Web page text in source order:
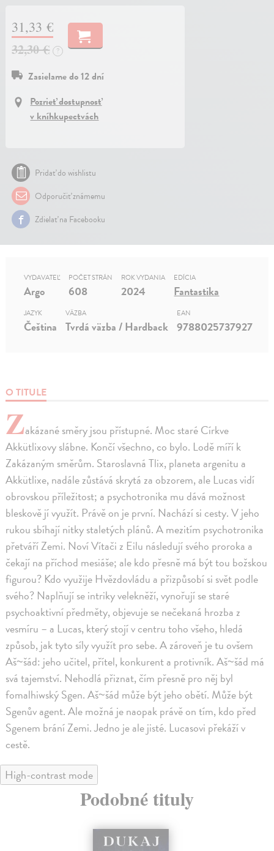
31,33 €
32,30 €
?
Zasielame do 12 dní
Pozrieť dostupnosť
v kníhkupectvách
Pridať do wishlistu
Odporučiť známemu
Zdielať na Facebooku
O TITULE
Zakázané směry jsou přístupné. Moc staré Církve
Akkütlixovy slábne. Končí všechno, co bylo. Lodě míří k
Zakázaným směrům. Staroslavná Tlix, planeta argenitu a
Akkütlixe, nadále zůstává skrytá za obzorem, ale Lucas vidí
obrovskou příležitost; a psychotronika mu dává možnost
bleskově jí využít. Právě on je první. Nachází si cesty. V jeho
rukou sbíhají nitky staletých plánů. A mezitím psychotronika
přetváří Zemi. Noví Vítači z Eilu následují svého proroka a
čekají na příchod mesiáše; ale kdo přesně má být tou božskou
figurou? Kdo využije Hvězdovládu a přizpůsobí si svět podle
svého? Naplňují se intriky velekněží, vynořují se staré
psychoaktivní předměty, objevuje se nečekaná hrozba z
vesmíru – a Lucas, který stojí v centru toho všeho, hledá
způsob, jak tyto síly využít pro sebe. A zároveň je tu ovšem
Aš~šád: jeho učitel, přítel, konkurent a protivník. Aš~šád má
svá tajemství. Nehodlá přiznat, čím přesně pro něj byl
fomalhiwský Sgen. Aš~šád může být jeho obětí. Může být
Sgenův agent. Ale možná je naopak právě on tím, kdo před
Sgenem brání Zemi. Jedno je ale jisté. Lucasovi překáží v
cestě.
VYDAVATEĽ
Argo
POČET STRÁN
608
ROK VYDANIA
2024
EDÍCIA
Fantastika
JAZYK
Čeština
VÄZBA
Tvrdá väzba / Hardback
EAN
9788025737927
High-contrast mode
Podobné tituly